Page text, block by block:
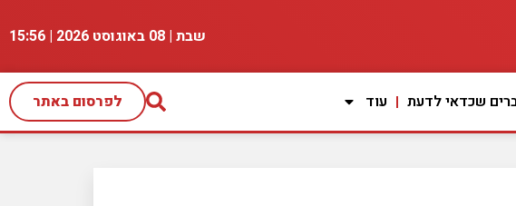
שבת | 08 באוגוסט 2026 | 15:56
שכדאי לדעת עוד לפרסום באתר